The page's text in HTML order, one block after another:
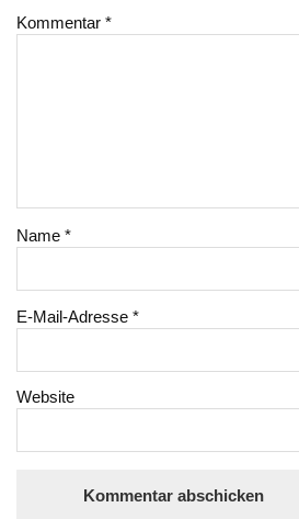
Kommentar*
Name*
E-Mail-Adresse*
Website